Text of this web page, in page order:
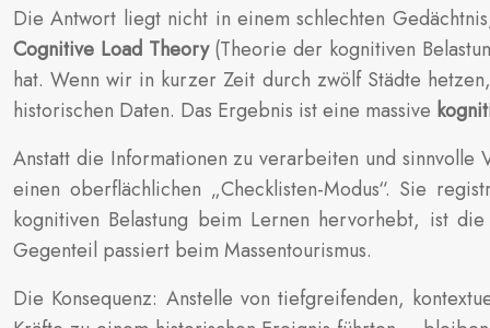
Die Antwort liegt nicht in einem schlechten
Cognitive Load Theory(Theorie der kognitiven
hat. Wenn wir in kurzer Zeit durch zwölf Städte
historischen Daten. Das Ergebnis ist eine massive
Anstatt die Informationen zu verarbeiten und
einen oberflächlichen „Checklisten-Modus“. Sie
kognitiven Belastung beim Lernen hervorhebt, ist
Gegenteil passiert beim Massentourismus.
Die Konsequenz: Anstelle von tiefgreifenden,